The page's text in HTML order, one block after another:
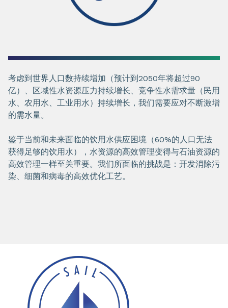
考虑到世界人口数持续增加（预计到2050年将超过90
亿）、区域性水资源压力持续增长、竞争性水需求量（民用
水、农用水、工业用水）持续增长，我们需要应对不断激增
的需水量。
鉴于当前和未来面临的饮用水供应困境（60%的人口无法
获得足够的饮用水），水资源的高效管理变得与石油资源的
高效管理一样至关重要。我们所面临的挑战是：开发消除污
染、细菌和病毒的高效优化工艺。